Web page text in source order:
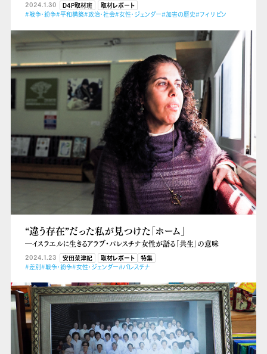
2024.1.30 D4P取材班
取材レポート
#戦争・紛争#平和構築#政治・社会#女性・ジェンダー#加害の歴史#フィリピン
“違う存在”だった私が見つけた「ホーム」
―イスラエルに生きるアラブ・パレスチナ女性が語る「共生」の意味
2024.1.23 安田菜津紀 取材レポート
特集
#差別#戦争・紛争#女性・ジェンダー#パレスチナ